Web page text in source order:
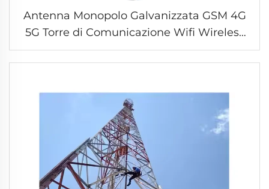
Antenna Monopolo Galvanizzata GSM 4G
5G Torre di Comunicazione Wifi Wireless
Radio Tubo Singolo Masto
Telecommunication